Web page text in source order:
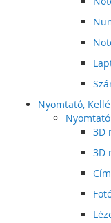
Nyomtató,
Nyomtató
3D
3D